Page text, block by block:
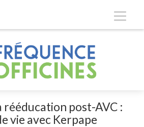
rééducation post-AVC :
vie avec Kerpape